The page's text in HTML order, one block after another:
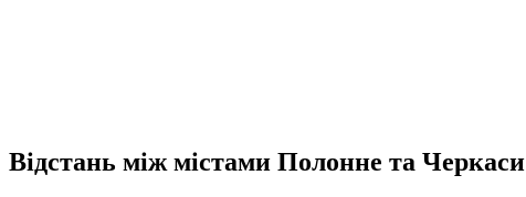
Відстань між містами Полонне та Черкаси